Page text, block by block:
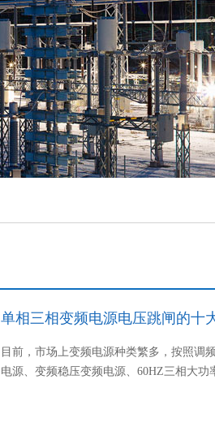
单相三相变频电源电压跳闸的十
目前，市场上变频电源种类繁多，按照调
电源、变频稳压变频电源、60HZ三相大功